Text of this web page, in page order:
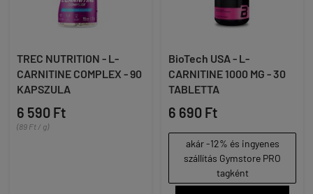
TREC NUTRITION - L-
CARNITINE COMPLEX - 90
KAPSZULA
6 590 Ft
(89 Ft / g)
BioTech USA - L-
CARNITINE 1000 MG - 30
TABLETTA
6 690 Ft
akár -12% és ingyenes
szállítás Gymstore PRO
tagként